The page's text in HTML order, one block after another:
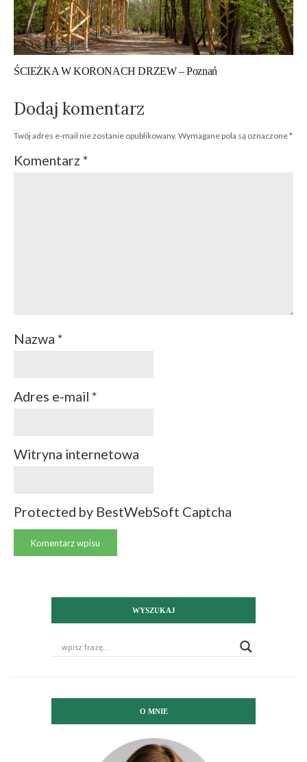
ŚCIEŻKA W KORONACH DRZEW – Poznań
Dodaj komentarz
Twój adres e-mail nie zostanie opublikowany. Wymagane pola są oznaczone*
Komentarz *
Nazwa *
Adres e-mail *
Witryna internetowa
Protected by BestWebSoft Captcha
WYSZUKAJ
O MNIE